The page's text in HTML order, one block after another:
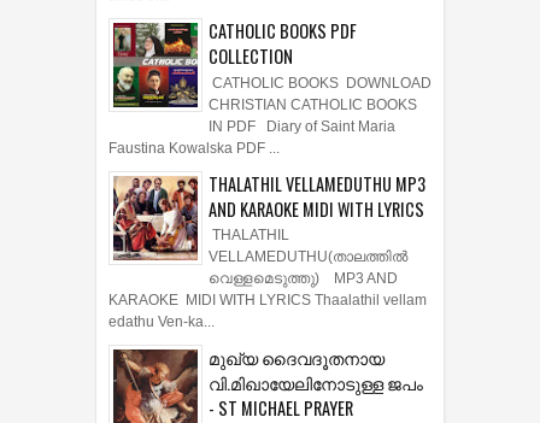
CATHOLIC BOOKS PDF
COLLECTION
CATHOLIC BOOKS DOWNLOAD
CHRISTIAN CATHOLIC BOOKS
IN PDF Diary of Saint Maria
Faustina Kowalska PDF ...
THALATHIL VELLAMEDUTHU MP3
AND KARAOKE MIDI WITH LYRICS
THALATHIL
VELLAMEDUTHU(താലത്തില്‍
വെള്ളമെടുത്തു) MP3 AND
KARAOKE MIDI WITH LYRICS Thaalathil vellam
edathu Ven-ka...
മുഖ്യ ദൈവദൂതനായ
വി.മിഖായേലിനോടുള്ള ജപം
- ST MICHAEL PRAYER